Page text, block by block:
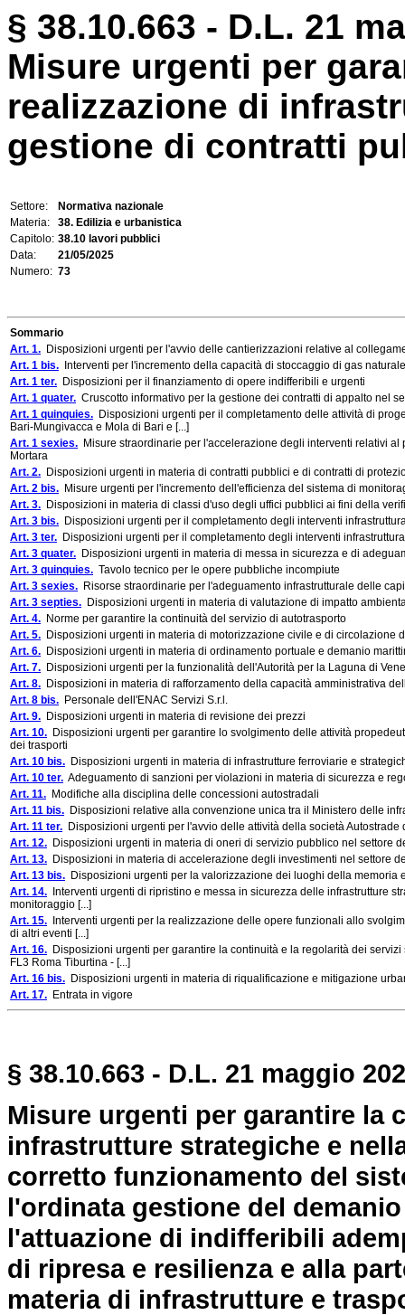
§ 38.10.663 - D.L. 21
Misure urgenti per
realizzazione di
gestione di contratti
Settore:
Normativa nazionale
Materia:
38. Edilizia e urbanistica
Capitolo: 38.10 lavori pubblici
Data:
21/05/2025
Numero: 73
Sommario
Art. 1. Disposizioni urgenti per l'avvio delle cantierizzazioni relative al
Art. 1 bis. Interventi per l'incremento della capacità di stoccaggio di gas
Art. 1 ter. Disposizioni per il finanziamento di opere indifferibili e urgenti
Art. 1 quater. Cruscotto informativo per la gestione dei contratti di appalto nel
Art. 1 quinquies. Disposizioni urgenti per il completamento delle attività di
Bari-Mungivacca e Mola di Bari e [...]
Art. 1 sexies. Misure straordinarie per l'accelerazione degli interventi relativi
Mortara
Art. 2. Disposizioni urgenti in materia di contratti pubblici e di contratti di
Art. 2 bis. Misure urgenti per l'incremento dell'efficienza del sistema di
Art. 3. Disposizioni in materia di classi d'uso degli uffici pubblici ai fini della
Art. 3 bis. Disposizioni urgenti per il completamento degli interventi
Art. 3 ter. Disposizioni urgenti per il completamento degli interventi
Art. 3 quater. Disposizioni urgenti in materia di messa in sicurezza e di
Art. 3 quinquies. Tavolo tecnico per le opere pubbliche incompiute
Art. 3 sexies. Risorse straordinarie per l'adeguamento infrastrutturale delle
Art. 3 septies. Disposizioni urgenti in materia di valutazione di impatto
Art. 4. Norme per garantire la continuità del servizio di autotrasporto
Art. 5. Disposizioni urgenti in materia di motorizzazione civile e di circolazione
Art. 6. Disposizioni urgenti in materia di ordinamento portuale e demanio
Art. 7. Disposizioni urgenti per la funzionalità dell'Autorità per la Laguna di
Art. 8. Disposizioni in materia di rafforzamento della capacità amministrativa
Art. 8 bis. Personale dell'ENAC Servizi S.r.l.
Art. 9. Disposizioni urgenti in materia di revisione dei prezzi
Art. 10. Disposizioni urgenti per garantire lo svolgimento delle attività
dei trasporti
Art. 10 bis. Disposizioni urgenti in materia di infrastrutture ferroviarie e
Art. 10 ter. Adeguamento di sanzioni per violazioni in materia di sicurezza e
Art. 11. Modifiche alla disciplina delle concessioni autostradali
Art. 11 bis. Disposizioni relative alla convenzione unica tra il Ministero delle
Art. 11 ter. Disposizioni urgenti per l'avvio delle attività della società Autostrade
Art. 12. Disposizioni urgenti in materia di oneri di servizio pubblico nel settore
Art. 13. Disposizioni in materia di accelerazione degli investimenti nel settore
Art. 13 bis. Disposizioni urgenti per la valorizzazione dei luoghi della
Art. 14. Interventi urgenti di ripristino e messa in sicurezza delle infrastrutture
monitoraggio [...]
Art. 15. Interventi urgenti per la realizzazione delle opere funzionali allo
di altri eventi [...]
Art. 16. Disposizioni urgenti per garantire la continuità e la regolarità dei
FL3 Roma Tiburtina - [...]
Art. 16 bis. Disposizioni urgenti in materia di riqualificazione e mitigazione
Art. 17. Entrata in vigore
§ 38.10.663 - D.L. 21 maggio
Misure urgenti per garantire la
infrastrutture strategiche e
corretto funzionamento del
l'ordinata gestione del
l'attuazione di indifferibili
di ripresa e resilienza e alla
materia di infrastrutture e